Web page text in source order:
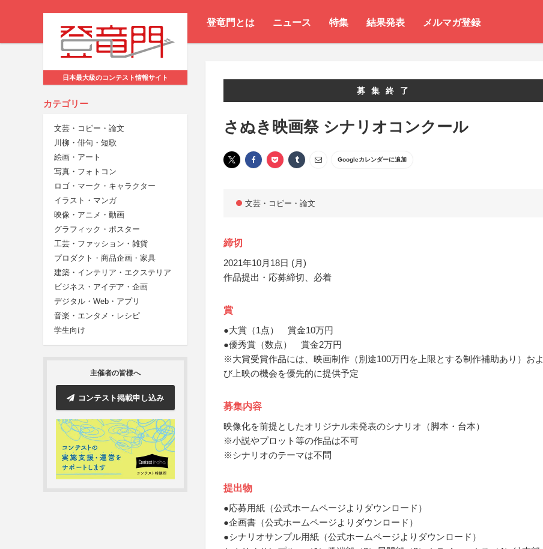
登竜門とは ニュース 特集 結果発表 メルマガ登録
日本最大級のコンテスト情報サイト
カテゴリー
文芸・コピー・論文
川柳・俳句・短歌
絵画・アート
写真・フォトコン
ロゴ・マーク・キャラクター
イラスト・マンガ
映像・アニメ・動画
グラフィック・ポスター
工芸・ファッション・雑貨
プロダクト・商品企画・家具
建築・インテリア・エクステリア
ビジネス・アイデア・企画
デジタル・Web・アプリ
音楽・エンタメ・レシピ
学生向け
主催者の皆様へ
コンテスト掲載申し込み
募集終了
さぬき映画祭 シナリオコンクール
Googleカレンダーに追加
文芸・コピー・論文
締切
2021年10月18日 (月)
作品提出・応募締切、必着
賞
●大賞（1点） 賞金10万円
●優秀賞（数点） 賞金2万円
※大賞受賞作品には、映画制作（別途100万円を上限とする制作補助あり）およ
び上映の機会を優先的に提供予定
募集内容
映像化を前提としたオリジナル未発表のシナリオ（脚本・台本）
※小説やプロット等の作品は不可
※シナリオのテーマは不問
提出物
●応募用紙（公式ホームページよりダウンロード）
●企画書（公式ホームページよりダウンロード）
●シナリオサンプル用紙（公式ホームページよりダウンロード）